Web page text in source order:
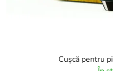
Cușcă pentru